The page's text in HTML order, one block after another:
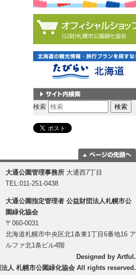
サイト内検索
検索
に移動
大通公園管理事務所 大通西7丁目
TEL:011-251-0438
大通公園指定管理者 公益財団法人札幌市公
園緑化協会
〒060-0031
北海道札幌市中央区北1条東1丁目6番地16 ア
ルファ北1条ビル4階
Designed by Artful.
人 札幌市公園緑化協会 All rights reserved.